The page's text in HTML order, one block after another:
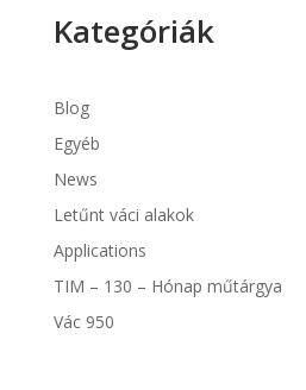
Kategóriák
Blog
Egyéb
News
Letűnt váci alakok
Applications
TIM – 130 – Hónap műtárgya
Vác 950